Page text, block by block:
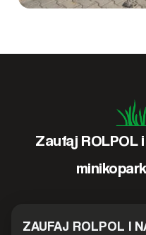
Zaufaj ROLPOL
ZAUFAJ ROLPOL I